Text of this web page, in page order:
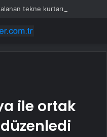
tekne kurtarıldı
ile ortak